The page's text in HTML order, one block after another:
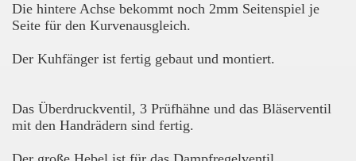
Die hintere Achse bekommt noch 2mm Seitenspiel je
Seite für den Kurvenausgleich.
Der Kuhfänger ist fertig gebaut und montiert.
Das Überdruckventil, 3 Prüfhähne und das Bläserventil
mit den Handrädern sind fertig.